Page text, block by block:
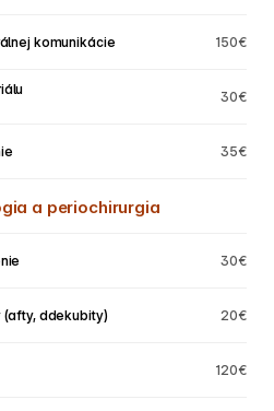
komunikácie 150€
30€
35€
a periochirurgia
30€
(afty, ddekubity) 20€
120€